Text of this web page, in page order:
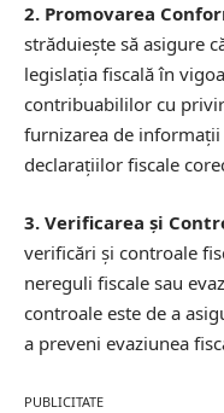
2. Promovarea
străduiește să asigure
legislația fiscală în
contribuabililor cu
furnizarea de
declarațiilor fiscale
3. Verificarea și
verificări și controale
nereguli fiscale sau
controale este de a
a preveni evaziunea
PUBLICITATE